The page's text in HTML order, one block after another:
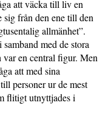
att väcka till liv en
sig från den ene till den
allmänhet”.
med de stora
var en central figur. Men
att med sina
personer ur de mest
flitigt utnyttjades i